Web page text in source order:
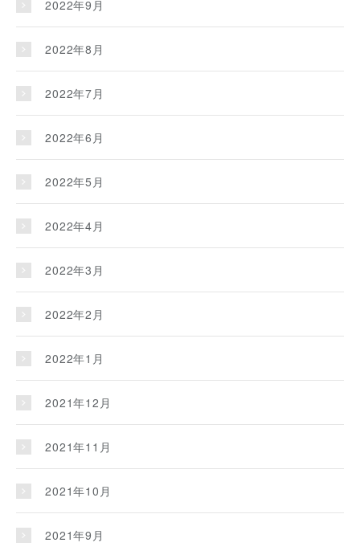
2022年9月
2022年8月
2022年7月
2022年6月
2022年5月
2022年4月
2022年3月
2022年2月
2022年1月
2021年12月
2021年11月
2021年10月
2021年9月